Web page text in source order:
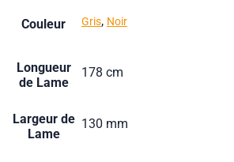
Couleur Gris, Noir
Longueur
de Lame
178 cm
Largeur de
Lame
130 mm